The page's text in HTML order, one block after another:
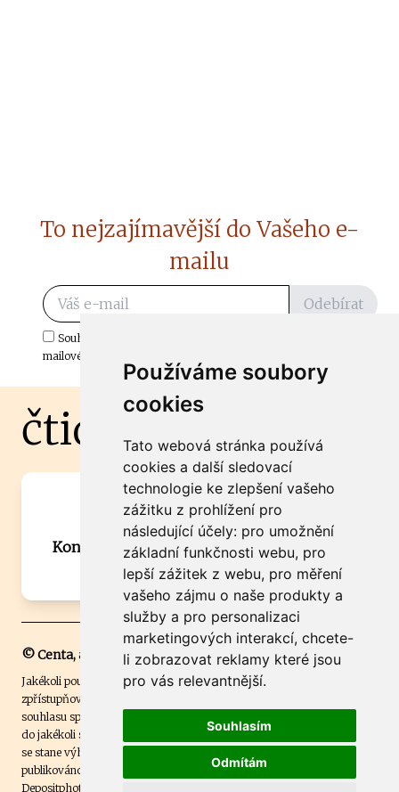
Používáme soubory
cookies
Tato webová stránka používá
cookies a další sledovací
technologie ke zlepšení vašeho
zážitku z prohlížení pro
následující účely: pro umožnění
základní funkčnosti webu, pro
lepší zážitek z webu, pro měření
vašeho zájmu o naše produkty a
služby a pro personalizaci
marketingových interakcí, chcete-
li zobrazovat reklamy které jsou
pro vás relevantnější.
Souhlasím
Odmítám
To nejzajímavější do Vašeho e-
mailu
Odebírat
Souhlasím s odběrem důležitých zpráv ze ČtiDoma.cz do mé e-
mailové schránky.
čtidoma.cz
Máte zajímavou informaci? Chcete
spolupracovat?
Kontaktujte šéfredaktora Martina Chalupu:
chalupa@ctidoma.cz
© Centa, a.s.
Jakékoli použití obsahu včetně převzetí, šíření či dalšího užití a
zpřístupňování textových či obrazových materiálů bez písemného
souhlasu společnosti Centa,a.s. je zakázáno. Čtenář svým přihlášením
do jakékoli soutěže na našem webu dává souhlas s tím, že v případě, že
se stane výhercem této soutěže, může být jeho jméno na webu
publikováno. Centa, a.s. využívala licenci ČTK a využívá fotografie z
Depositphotos